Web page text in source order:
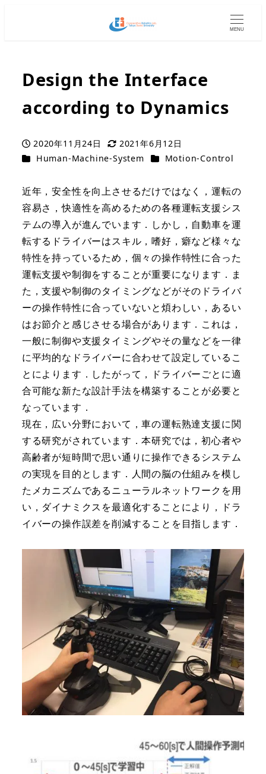
MENU
Design the Interface
according to Dynamics
Published
2020年11月24日
Modified
2021年6月12日
Categories
Human-Machine-System Categories
Motion-Control
近年，安全性を向上させるだけではなく，運転の
容易さ，快適性を高めるための各種運転支援シス
テムの導入が進んでいます．しかし，自動車を運
転するドライバーはスキル，嗜好，癖など様々な
特性を持っているため，個々の操作特性に合った
運転支援や制御をすることが重要になります．ま
た，支援や制御のタイミングなどがそのドライバ
ーの操作特性に合っていないと煩わしい，あるい
はお節介と感じさせる場合があります．これは，
一般に制御や支援タイミングやその量などを一律
に平均的なドライバーに合わせて設定しているこ
とによります．したがって，ドライバーごとに適
合可能な新たな設計手法を構築することが必要と
なっています．
現在，広い分野において，車の運転熟達支援に関
する研究がされています．本研究では，初心者や
高齢者が短時間で思い通りに操作できるシステム
の実現を目的とします．人間の脳の仕組みを模し
たメカニズムであるニューラルネットワークを用
い，ダイナミクスを最適化することにより，ドラ
イバーの操作誤差を削減することを目指します．